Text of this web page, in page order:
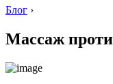
Блог ›
Массаж